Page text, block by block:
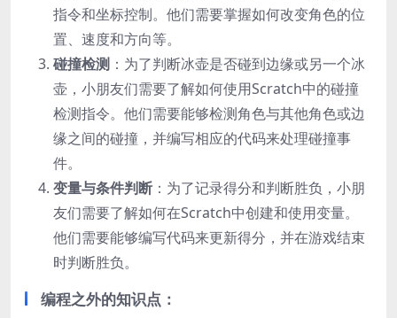
指令和坐标控制。他们需要掌握如何改变角色的位
置、速度和方向等。
碰撞检测 ：为了判断冰壶是否碰到边缘或另一个冰
壶，小朋友们需要了解如何使用Scratch中的碰撞
检测指令。他们需要能够检测角色与其他角色或边
缘之间的碰撞，并编写相应的代码来处理碰撞事
件。
变量与条件判断 ：为了记录得分和判断胜负，小朋
友们需要了解如何在Scratch中创建和使用变量。
他们需要能够编写代码来更新得分，并在游戏结束
时判断胜负。
编程之外的知识点：